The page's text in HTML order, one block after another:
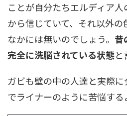
ことが自分たちエルディア
から信じていて、それ以外
なかには無いのでしょう。 昔
完全に洗脳されている状態と
ガビも壁の中の人達と実際
でライナーのように苦悩する